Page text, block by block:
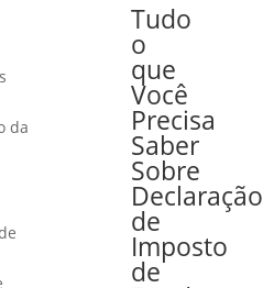
da
Tudo
o
que
Você
Precisa
Saber
Sobre
Declaração
de
Imposto
de